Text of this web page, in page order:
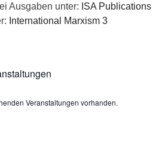
Ausgaben unter: ISA Publications
International Marxism 3
Veranstaltungen vorhanden.